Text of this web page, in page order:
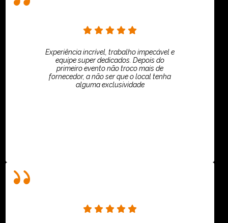
Experiência incrível, trabalho impecável e
equipe super dedicados. Depois do
primeiro evento não troco mais de
fornecedor, a não ser que o local tenha
alguma exclusividade